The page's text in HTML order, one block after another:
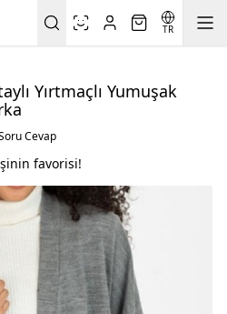
TR
Yırtmaçlı Yumuşak
Cevap
favorisi!